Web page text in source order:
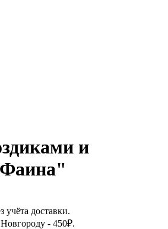
и
учёта доставки.
- 450₽.